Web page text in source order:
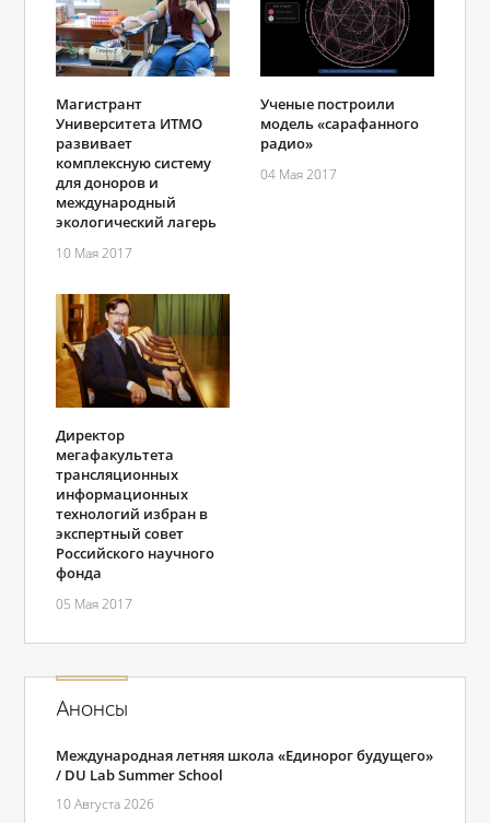
Магистрант
Университета ИТМО
развивает
комплексную систему
для доноров и
международный
экологический лагерь
10 Мая 2017
Ученые построили
модель «сарафанного
радио»
04 Мая 2017
Директор
мегафакультета
трансляционных
информационных
технологий избран в
экспертный совет
Российского научного
фонда
05 Мая 2017
Анонсы
Международная летняя школа «Единорог будущего»
/ DU Lab Summer School
10 Августа 2026